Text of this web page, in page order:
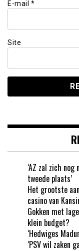
E-mail *
Site
‘AZ zal zich
tweede plaats’
Het grootste
casino van
Gokken met
klein budget?
‘Hedwiges
‘PSV wil zaken